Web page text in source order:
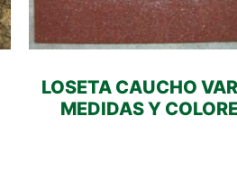
LOSETA CAUCHO
MEDIDAS Y